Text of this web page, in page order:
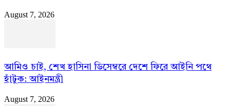
August 7, 2026
আমিও চাই, শেখ হাসিনা ডিসেম্বরে দেশে ফিরে আইনি পথে
হাঁটুক: আইনমন্ত্রী
August 7, 2026